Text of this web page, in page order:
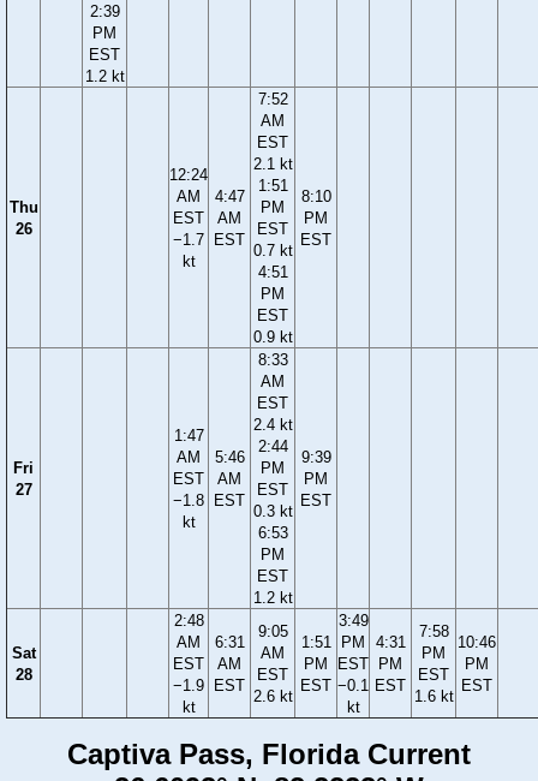
2:39
PM
EST
1.2 kt
Thu
26
12:24
AM
EST
−1.7
kt
4:47
AM
EST
7:52
AM
EST
2.1 kt
1:51
PM
EST
0.7 kt
4:51
PM
EST
0.9 kt
8:10
PM
EST
Fri
27
1:47
AM
EST
−1.8
kt
5:46
AM
EST
8:33
AM
EST
2.4 kt
2:44
PM
EST
0.3 kt
6:53
PM
EST
1.2 kt
9:39
PM
EST
Sat
28
2:48
AM
EST
−1.9
kt
6:31
AM
EST
9:05
AM
EST
2.6 kt
1:51
PM
EST
3:49
PM
EST
−0.1
kt
4:31
PM
EST
7:58
PM
EST
1.6 kt
10:46
PM
EST
Captiva Pass, Florida Current